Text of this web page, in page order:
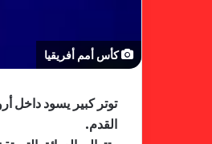
كأس أمم أفريقيا
توتر كبير يسود داخل
القدم.